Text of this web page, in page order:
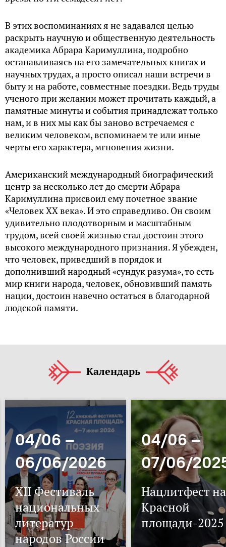
В этих воспоминаниях я не задавался целью
раскрыть научную и общественную деятельность
академика Абрара Каримуллина, подробно
останавливаясь на его замечательных книгах и
научных трудах, а просто описал наши встречи в
быту и на работе, совместные поездки. Ведь труды
ученого при желании может прочитать каждый, а
памятные минуты и события принадлежат только
нам, и в них мы как бы заново встречаемся с
великим человеком, вспоминаем те или иные
черты его характера, мгновения жизни.
Американский международный биографический
центр за несколько лет до смерти Абрара
Каримуллина присвоил ему почетное звание
«Человек XX века». И это справедливо. Он своим
удивительно плодотворным и масштабным
трудом, всей своей жизнью стал достоин этого
высокого международного признания. Я убежден,
что человек, приведший в порядок и
дополнивший народный «сундук разума», то есть
мир книги народа, человек, обновивший память
нации, достоин навечно остаться в благодарной
людской памяти.
Календарь
04/06 –
06/06/2026
XII Фестиваль
национальных
литератур
народов России
04/06 –
07/06/
Нацлитфест на
Красной
площади-2025